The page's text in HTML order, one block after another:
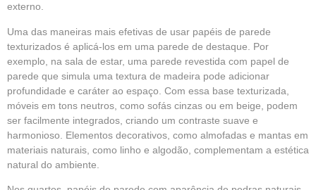
externo.
Uma das maneiras mais efetivas de usar papéis de parede
texturizados é aplicá-los em uma parede de destaque. Por
exemplo, na sala de estar, uma parede revestida com papel de
parede que simula uma textura de madeira pode adicionar
profundidade e caráter ao espaço. Com essa base texturizada,
móveis em tons neutros, como sofás cinzas ou em beige, podem
ser facilmente integrados, criando um contraste suave e
harmonioso. Elementos decorativos, como almofadas e mantas em
materiais naturais, como linho e algodão, complementam a estética
natural do ambiente.